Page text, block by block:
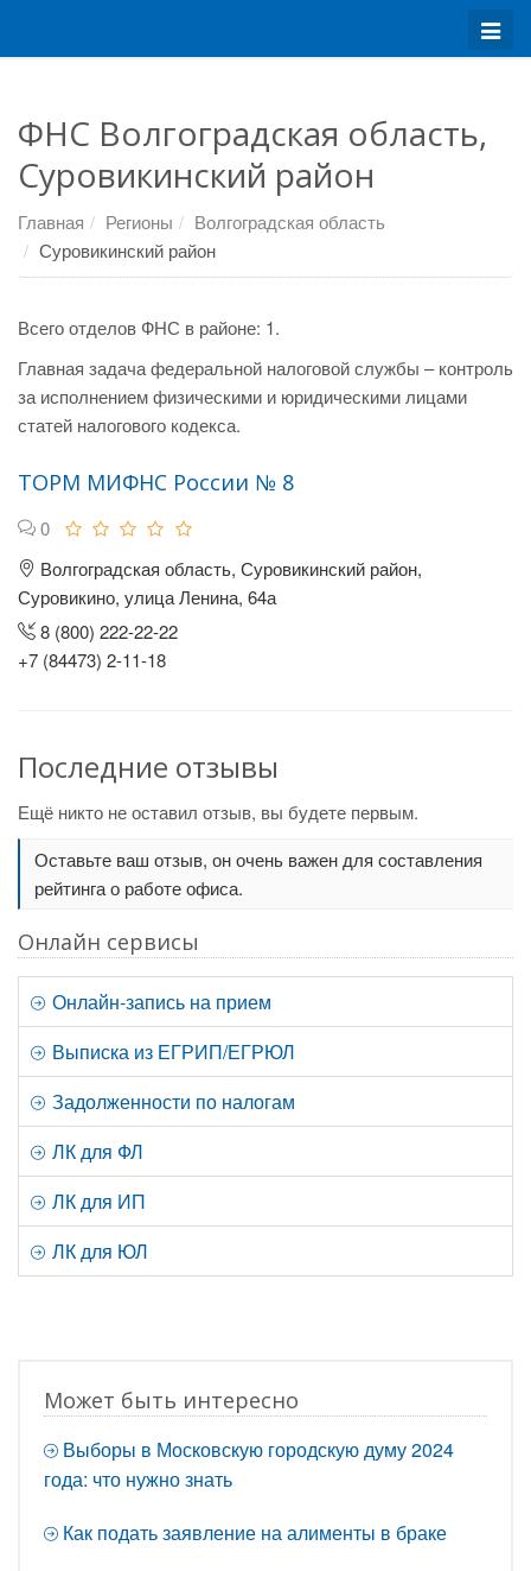
Меню
ФНС Волгоградская область,
Суровикинский район
Главная Регионы
Волгоградская область
Суровикинский район
Всего отделов ФНС в районе: 1.
Главная задача федеральной налоговой службы – контроль
за исполнением физическими и юридическими лицами
статей налогового кодекса.
ТОРМ МИФНС России № 8
0
Волгоградская область, Суровикинский район,
Суровикино, улица Ленина, 64а
8 (800) 222-22-22
+7 (84473) 2-11-18
Последние отзывы
Ещё никто не оставил отзыв, вы будете первым.
Оставьте ваш отзыв, он очень важен для составления
рейтинга о работе офиса.
Онлайн сервисы
Онлайн-запись на прием
Выписка из ЕГРИП/ЕГРЮЛ
Задолженности по налогам
ЛК для ФЛ
ЛК для ИП
ЛК для ЮЛ
Может быть интересно
Выборы в Московскую городскую думу 2024
года: что нужно знать
Как подать заявление на алименты в браке